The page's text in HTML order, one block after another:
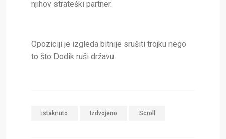
njihov strateški partner.
Opoziciji je izgleda bitnije srušiti trojku nego
to što Dodik ruši državu.
istaknuto Izdvojeno Scroll